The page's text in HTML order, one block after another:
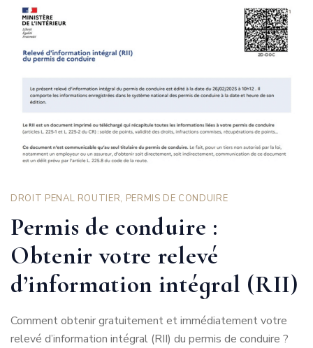
DROIT PENAL ROUTIER, PERMIS DE CONDUIRE
Permis de conduire :
Obtenir votre relevé
d’information intégral (RII)
Comment obtenir gratuitement et immédiatement votre
relevé d’information intégral (RII) du permis de conduire ?